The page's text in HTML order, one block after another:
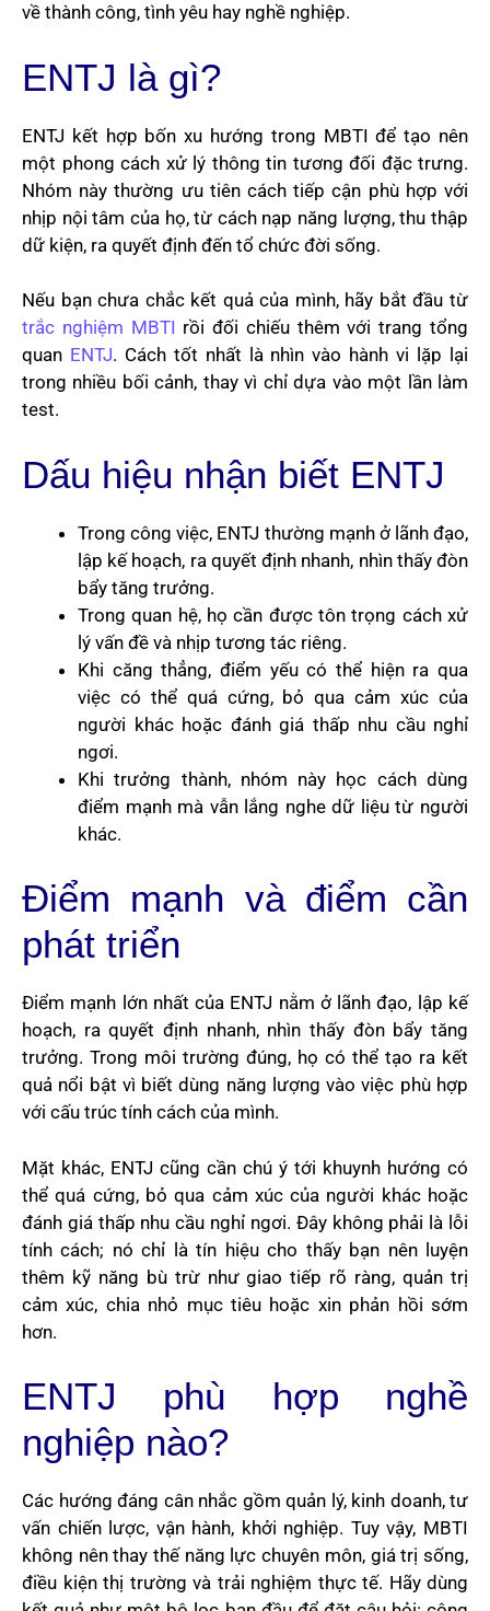
về thành công, tình yêu hay nghề nghiệp.
ENTJ là gì?
ENTJ kết hợp bốn xu hướng trong MBTI để tạo nên
một phong cách xử lý thông tin tương đối đặc trưng.
Nhóm này thường ưu tiên cách tiếp cận phù hợp với
nhịp nội tâm của họ, từ cách nạp năng lượng, thu thập
dữ kiện, ra quyết định đến tổ chức đời sống.
Nếu bạn chưa chắc kết quả của mình, hãy bắt đầu từ
trắc nghiệm MBTI rồi đối chiếu thêm với trang tổng
quan ENTJ. Cách tốt nhất là nhìn vào hành vi lặp lại
trong nhiều bối cảnh, thay vì chỉ dựa vào một lần làm
test.
Dấu hiệu nhận biết ENTJ
Trong công việc, ENTJ thường mạnh ở lãnh đạo,
lập kế hoạch, ra quyết định nhanh, nhìn thấy đòn
bẩy tăng trưởng.
Trong quan hệ, họ cần được tôn trọng cách xử
lý vấn đề và nhịp tương tác riêng.
Khi căng thẳng, điểm yếu có thể hiện ra qua
việc có thể quá cứng, bỏ qua cảm xúc của
người khác hoặc đánh giá thấp nhu cầu nghỉ
ngơi.
Khi trưởng thành, nhóm này học cách dùng
điểm mạnh mà vẫn lắng nghe dữ liệu từ người
khác.
Điểm mạnh và điểm cần
phát triển
Điểm mạnh lớn nhất của ENTJ nằm ở lãnh đạo, lập kế
hoạch, ra quyết định nhanh, nhìn thấy đòn bẩy tăng
trưởng. Trong môi trường đúng, họ có thể tạo ra kết
quả nổi bật vì biết dùng năng lượng vào việc phù hợp
với cấu trúc tính cách của mình.
Mặt khác, ENTJ cũng cần chú ý tới khuynh hướng có
thể quá cứng, bỏ qua cảm xúc của người khác hoặc
đánh giá thấp nhu cầu nghỉ ngơi. Đây không phải là lỗi
tính cách; nó chỉ là tín hiệu cho thấy bạn nên luyện
thêm kỹ năng bù trừ như giao tiếp rõ ràng, quản trị
cảm xúc, chia nhỏ mục tiêu hoặc xin phản hồi sớm
hơn.
ENTJ phù hợp nghề
nghiệp nào?
Các hướng đáng cân nhắc gồm quản lý, kinh doanh, tư
vấn chiến lược, vận hành, khởi nghiệp. Tuy vậy, MBTI
không nên thay thế năng lực chuyên môn, giá trị sống,
điều kiện thị trường và trải nghiệm thực tế. Hãy dùng